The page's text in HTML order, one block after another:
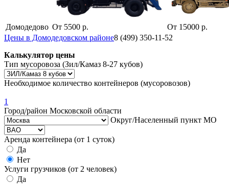
Домодедово От 5500 р.
От 15000 р.
Цены в Домодедовском районе8 (499) 350-11-52
Калькулятор цены
Тип мусоровоза (Зил/Камаз 8-27 кубов)
Необходимое количество контейнеров (мусоровозов)
1
Город/район Московской области
Округ/Населенный пункт МО
Аренда контейнера (от 1 суток)
Да
Нет
Услуги грузчиков (от 2 человек)
Да